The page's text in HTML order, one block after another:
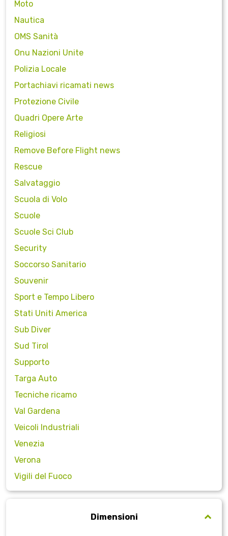
Moto
Nautica
OMS Sanità
Onu Nazioni Unite
Polizia Locale
Portachiavi ricamati news
Protezione Civile
Quadri Opere Arte
Religiosi
Remove Before Flight news
Rescue
Salvataggio
Scuola di Volo
Scuole
Scuole Sci Club
Security
Soccorso Sanitario
Souvenir
Sport e Tempo Libero
Stati Uniti America
Sub Diver
Sud Tirol
Supporto
Targa Auto
Tecniche ricamo
Val Gardena
Veicoli Industriali
Venezia
Verona
Vigili del Fuoco
Dimensioni